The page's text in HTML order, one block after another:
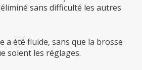
sans difficulté les autres
a été fluide, sans que la brosse
soient les réglages.